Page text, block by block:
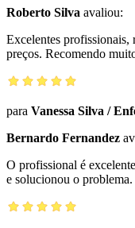
Roberto Silva avaliou:
Excelentes profissionais,
preços. Recomendo
para Vanessa Silva /
Bernardo Fernandez
O profissional é
e solucionou o